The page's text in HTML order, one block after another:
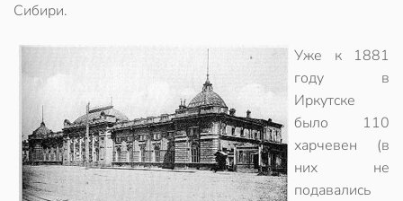
Сибири.
Уже к 1881
году в
Иркутске
было 110
харчевен (в
них не
подавались